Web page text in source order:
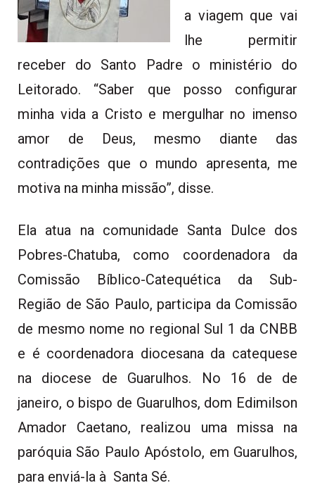
a viagem que vai
lhe permitir
receber do Santo Padre o ministério do
Leitorado. “Saber que posso configurar
minha vida a Cristo e mergulhar no imenso
amor de Deus, mesmo diante das
contradições que o mundo apresenta, me
motiva na minha missão”, disse.
Ela atua na comunidade Santa Dulce dos
Pobres-Chatuba, como coordenadora da
Comissão Bíblico-Catequética da Sub-
Região de São Paulo, participa da Comissão
de mesmo nome no regional Sul 1 da CNBB
e é coordenadora diocesana da catequese
na diocese de Guarulhos. No 16 de de
janeiro, o bispo de Guarulhos, dom Edimilson
Amador Caetano, realizou uma missa na
paróquia São Paulo Apóstolo, em Guarulhos,
para enviá-la à Santa Sé.